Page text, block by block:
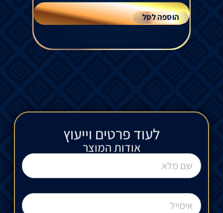
הוספה לסל
לעוד פרטים וייעוץ​
אודות המוצר